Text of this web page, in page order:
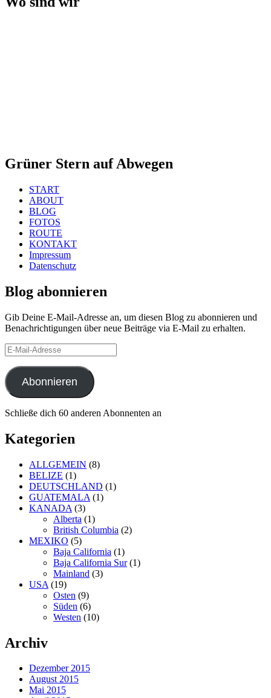
Grüner Stern auf Abwegen
START
ABOUT
BLOG
FOTOS
ROUTE
KONTAKT
Impressum
Datenschutz
Blog abonnieren
Gib Deine E-Mail-Adresse an, um diesen Blog zu abonnieren und
Benachrichtigungen über neue Beiträge via E-Mail zu erhalten.
E-
Mail-
Adresse
Abonnieren
Schließe dich 60 anderen Abonnenten an
Kategorien
ALLGEMEIN (8)
BELIZE (1)
DEUTSCHLAND (1)
GUATEMALA (1)
KANADA (3)
Alberta (1)
British Columbia (2)
MEXIKO (5)
Baja California (1)
Baja California Sur(1)
Mainland (3)
USA (19)
Osten (9)
Süden (6)
Westen (10)
Archiv
Dezember 2015
August 2015
Mai 2015